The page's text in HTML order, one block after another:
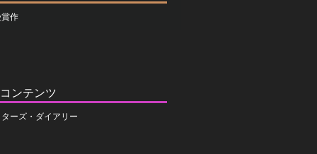
作
ンテンツ
ーズ・ダイアリー